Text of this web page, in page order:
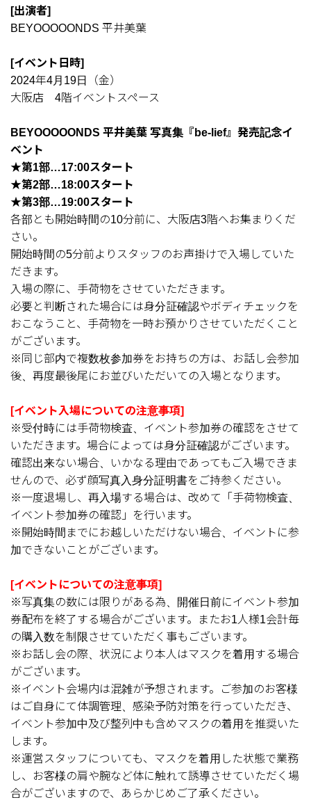
[出演者]
BEYOOOOONDS 平井美葉
[イベント日時]
2024年4月19日（金）
大阪店 4階イベントスペース
BEYOOOOONDS 平井美葉 写真集『be-lief』発売記念イ
ベント
★第1部…17:00スタート
★第2部…18:00スタート
★第3部…19:00スタート
各部とも開始時間の10分前に、大阪店3階へお集まりくだ
さい。
開始時間の5分前よりスタッフのお声掛けで入場していた
だきます。
入場の際に、手荷物をさせていただきます。
必要と判断された場合には身分証確認やボディチェックを
おこなうこと、手荷物を一時お預かりさせていただくこと
がございます。
※同じ部内で複数枚参加券をお持ちの方は、お話し会参加
後、再度最後尾にお並びいただいての入場となります。
[イベント入場についての注意事項]
※受付時には手荷物検査、イベント参加券の確認をさせて
いただきます。場合によっては身分証確認がございます。
確認出来ない場合、いかなる理由であってもご入場できま
せんので、必ず顔写真入身分証明書をご持参ください。
※一度退場し、再入場する場合は、改めて「手荷物検査、
イベント参加券の確認」を行います。
※開始時間までにお越しいただけない場合、イベントに参
加できないことがございます。
[イベントについての注意事項]
※写真集の数には限りがある為、開催日前にイベント参加
券配布を終了する場合がございます。またお1人様1会計毎
の購入数を制限させていただく事もございます。
※お話し会の際、状況により本人はマスクを着用する場合
がございます。
※イベント会場内は混雑が予想されます。ご参加のお客様
はご自身にて体調管理、感染予防対策を行っていただき、
イベント参加中及び整列中も含めマスクの着用を推奨いた
します。
※運営スタッフについても、マスクを着用した状態で業務
し、お客様の肩や腕など体に触れて誘導させていただく場
合がございますので、あらかじめご了承ください。